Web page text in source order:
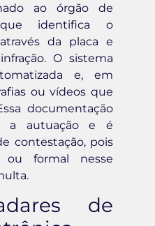
ao órgão de
que identifica o
da placa e
O sistema
e, em
ou vídeos que
documentação
a autuação e é
contestação, pois
ou formal nesse
de